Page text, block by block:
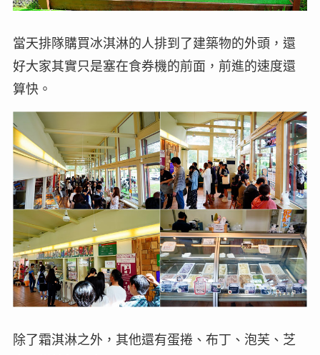
當天排隊購買冰淇淋的人排到了建築物的外頭，還
好大家其實只是塞在食券機的前面，前進的速度還
算快。
除了霜淇淋之外，其他還有蛋捲、布丁、泡芙、芝